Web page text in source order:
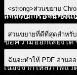
หรือคลิกขวาที่ข้อค
และเลือกตัวเลือกที่เ
NaturalReader และ
สำหรับการอ่าน ซึ่งแ
การเข้าถึงและประ
<strong>ส่วนขยาย
Speech Voice
ข้อความออกเสียงได้
พร้อมคุณสมบัติเช่น
ส่วนขยายที่ดีที่สุดสำหรับ
สำหรับการอ่านบทค
เนื่องจากให้สภาพแ
ฉันจะทำให้ PDF อ่านออ